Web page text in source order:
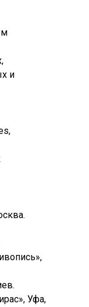
и
Уфа,